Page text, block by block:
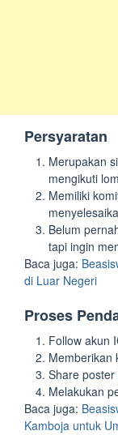
Persyaratan
Merupakan
mengikuti
Memiliki
Belum
tapi ingin
Baca juga:
di Luar Negeri
Proses
Follow akun
Memberikan
Share
Melakukan
Baca juga:
Kamboja untuk